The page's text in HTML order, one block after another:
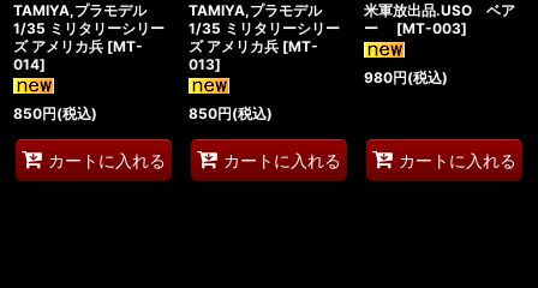
TAMIYA,プラモデル
1/35 ミリタリーシリー
ズ アメリカ兵 [MT-
014]
850円(税込)
カートに入れる
TAMIYA,プラモデル
1/35 ミリタリーシリー
ズ アメリカ兵 [MT-
013]
850円(税込)
カートに入れる
米軍放出品.USO ベア
ー
[MT-003]
980円(税込)
カートに入れる